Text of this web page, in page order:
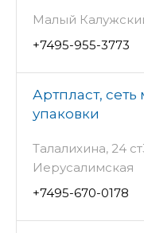
Малый
+7495-955-3773
Артпласт, сеть
упаковки
Талалихина, 24
Иерусалимская
+7495-670-0178